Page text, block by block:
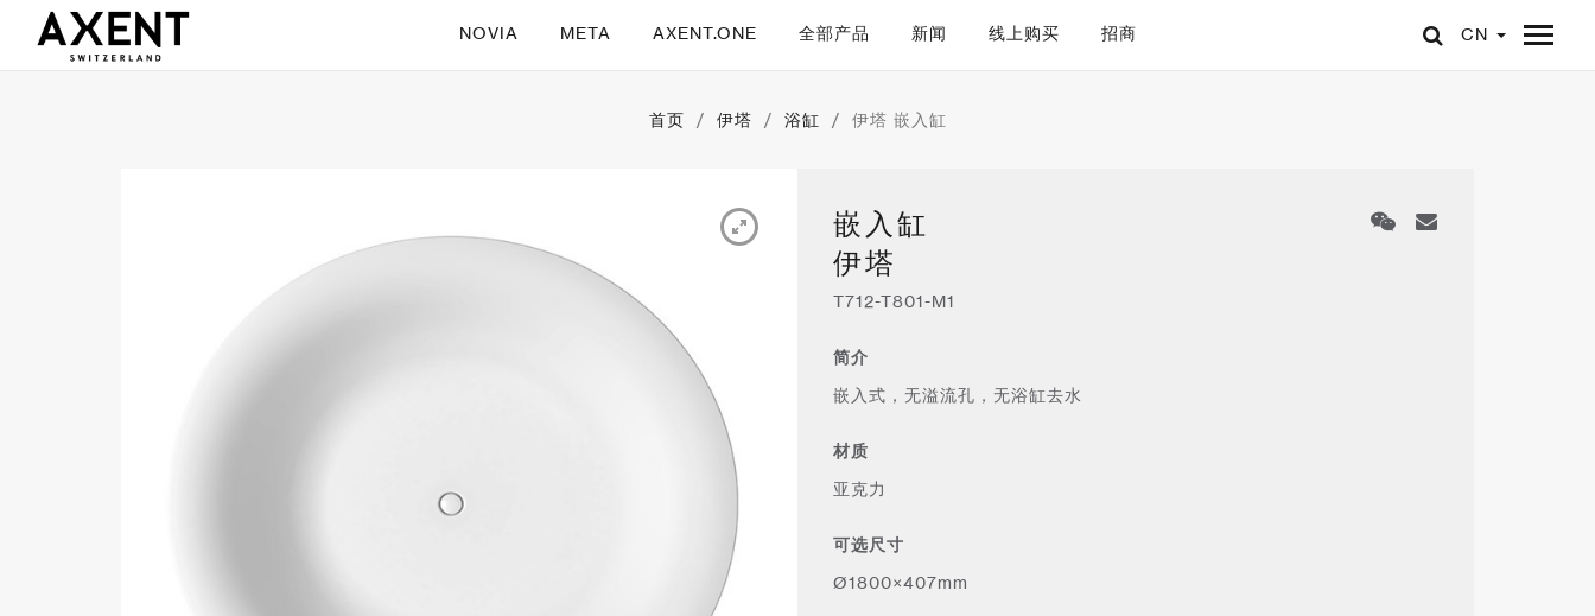
NOVIA META AXENT.ONE 全部产品 新闻 线上购买 招商 CN
首页 / 伊塔 / 浴缸 / 伊塔 嵌入缸
嵌入缸
伊塔
T712-T801-M1
简介
嵌入式，无溢流孔，无浴缸去水
材质
亚克力
可选尺寸
Ø1800×407mm